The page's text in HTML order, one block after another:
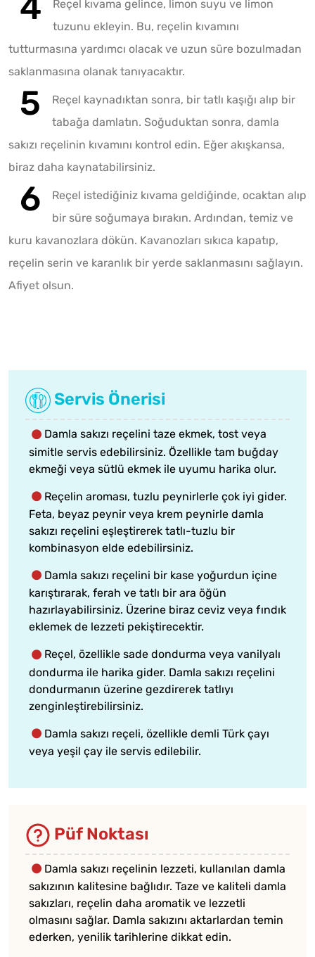
Reçel kıvama gelince, limon suyu ve limon
tuzunu ekleyin. Bu, reçelin kıvamını
tutturmasına yardımcı olacak ve uzun süre bozulmadan
saklanmasına olanak tanıyacaktır.
Reçel kaynadıktan sonra, bir tatlı kaşığı alıp bir
tabağa damlatın. Soğuduktan sonra, damla
sakızı reçelinin kıvamını kontrol edin. Eğer akışkansa,
biraz daha kaynatabilirsiniz.
Reçel istediğiniz kıvama geldiğinde, ocaktan alıp
bir süre soğumaya bırakın. Ardından, temiz ve
kuru kavanozlara dökün. Kavanozları sıkıca kapatıp,
reçelin serin ve karanlık bir yerde saklanmasını sağlayın.
Afiyet olsun.
Servis Önerisi
Damla sakızı reçelini taze ekmek, tost veya
simitle servis edebilirsiniz. Özellikle tam buğday
ekmeği veya sütlü ekmek ile uyumu harika olur.
Reçelin aroması, tuzlu peynirlerle çok iyi gider.
Feta, beyaz peynir veya krem peynirle damla
sakızı reçelini eşleştirerek tatlı-tuzlu bir
kombinasyon elde edebilirsiniz.
Damla sakızı reçelini bir kase yoğurdun içine
karıştırarak, ferah ve tatlı bir ara öğün
hazırlayabilirsiniz. Üzerine biraz ceviz veya fındık
eklemek de lezzeti pekiştirecektir.
Reçel, özellikle sade dondurma veya vanilyalı
dondurma ile harika gider. Damla sakızı reçelini
dondurmanın üzerine gezdirerek tatlıyı
zenginleştirebilirsiniz.
Damla sakızı reçeli, özellikle demli Türk çayı
veya yeşil çay ile servis edilebilir.
Püf Noktası
Damla sakızı reçelinin lezzeti, kullanılan damla
sakızının kalitesine bağlıdır. Taze ve kaliteli damla
sakızları, reçelin daha aromatik ve lezzetli
olmasını sağlar. Damla sakızını aktarlardan temin
ederken, yenilik tarihlerine dikkat edin.